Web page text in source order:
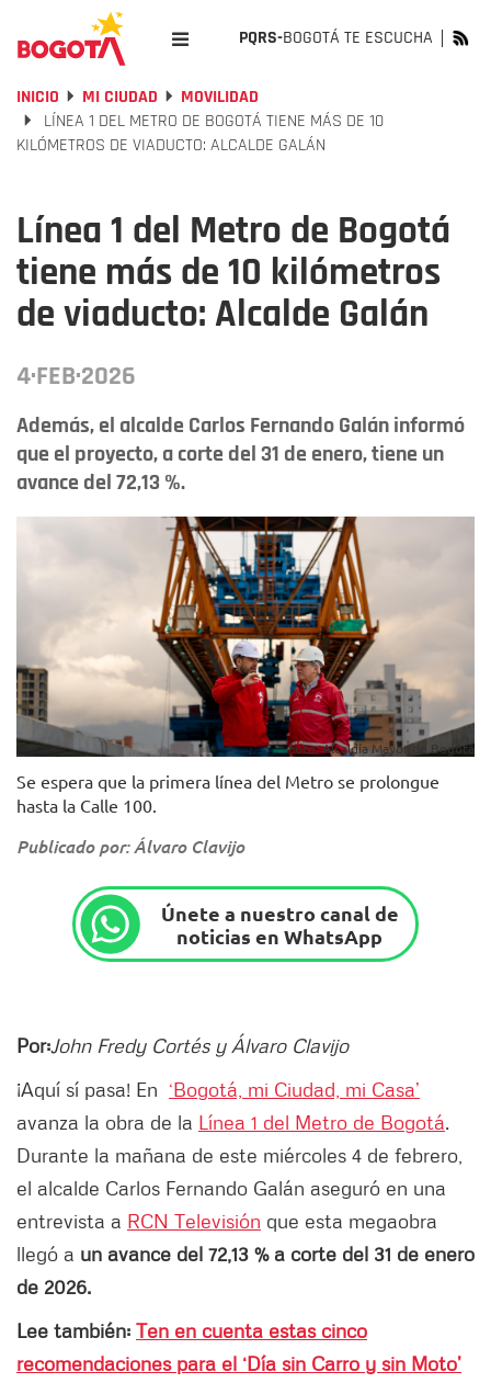
PQRS-BOGOTÁ TE ESCUCHA
INICIO MI CIUDAD
MOVILIDAD
LÍNEA 1 DEL METRO DE BOGOTÁ TIENE MÁS DE 10
KILÓMETROS DE VIADUCTO: ALCALDE GALÁN
Línea 1 del Metro de Bogotá
tiene más de 10 kilómetros
de viaducto: Alcalde Galán
4·FEB·2026
Además, el alcalde Carlos Fernando Galán informó
que el proyecto, a corte del 31 de enero, tiene un
avance del 72,13 %.
Foto: Alcaldía Mayor de Bogotá
Se espera que la primera línea del Metro se prolongue
hasta la Calle 100.
Publicado por: Álvaro Clavijo
Únete a nuestro canal de
noticias en WhatsApp
Por:John Fredy Cortés y Álvaro Clavijo
¡Aquí sí pasa! En ‘Bogotá, mi Ciudad, mi Casa’
avanza la obra de la Línea 1 del Metro de Bogotá.
Durante la mañana de este miércoles 4 de febrero,
el alcalde Carlos Fernando Galán aseguró en una
entrevista a RCN Televisión que esta megaobra
llegó a un avance del 72,13 % a corte del 31 de enero
de 2026.
Lee también: Ten en cuenta estas cinco
recomendaciones para el ‘Día sin Carro y sin Moto’